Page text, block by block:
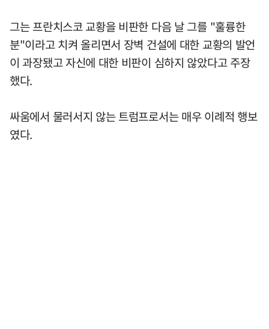
그는 프란치스코 교황을 비판한 다음 날 그를 "훌륭한
분"이라고 치켜 올리면서 장벽 건설에 대한 교황의 발언
이 과장됐고 자신에 대한 비판이 심하지 않았다고 주장
했다.
싸움에서 물러서지 않는 트럼프로서는 매우 이례적 행보
였다.